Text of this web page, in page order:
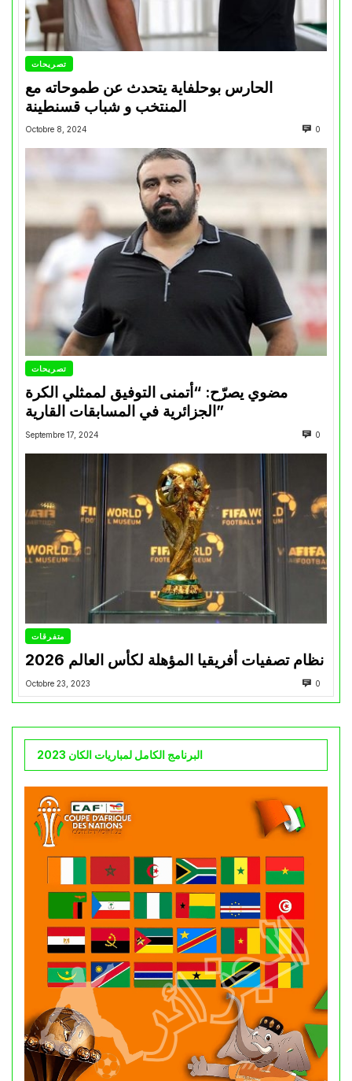
تصريحات
الحارس بوحلفاية يتحدث عن طموحاته مع
المنتخب و شباب قسنطينة
Octobre 8, 2024 0
تصريحات
مضوي يصرّح: “أتمنى التوفيق لممثلي الكرة
الجزائرية في المسابقات القارية”
Septembre 17, 2024 0
متفرقات
نظام تصفيات أفريقيا المؤهلة لكأس العالم 2026
Octobre 23, 2023 0
البرنامج الكامل لمباريات الكان 2023